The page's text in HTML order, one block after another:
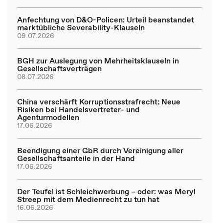
Anfechtung von D&O-Policen: Urteil beanstandet
marktübliche Severability-Klauseln
09.07.2026
BGH zur Auslegung von Mehrheitsklauseln in
Gesellschaftsverträgen
08.07.2026
China verschärft Korruptionsstrafrecht: Neue
Risiken bei Handelsvertreter- und
Agenturmodellen
17.06.2026
Beendigung einer GbR durch Vereinigung aller
Gesellschaftsanteile in der Hand
17.06.2026
Der Teufel ist Schleichwerbung – oder: was Meryl
Streep mit dem Medienrecht zu tun hat
16.06.2026